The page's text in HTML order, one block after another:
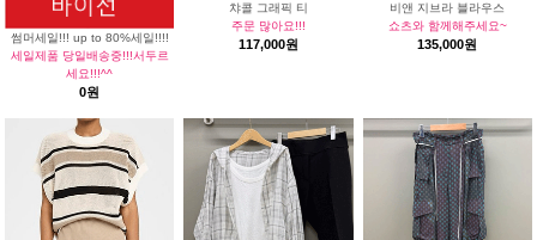
썸머세일!!! up to 80%세일!!!!
세일제품 당일배송중!!!서두르
세요!!!^^
0원
챠콜 그래픽 티
주문 많아요!!!
117,000원
비앤 지브라 블라우스
쇼츠와 함께해주세요~
135,000원